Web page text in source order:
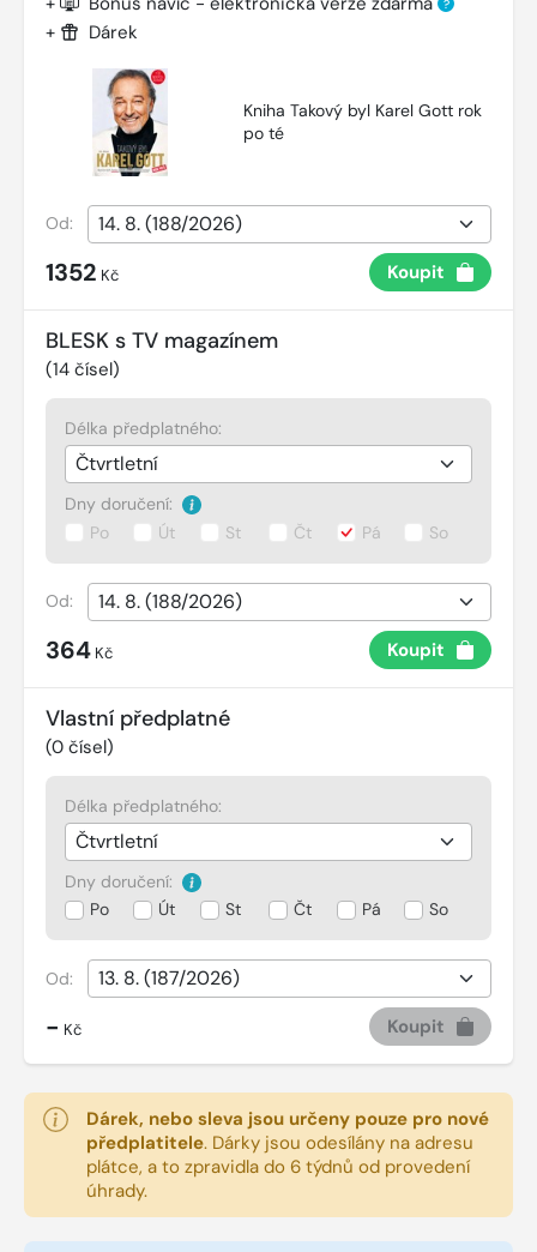
?
+ Dárek
Kniha Takový byl Karel Gott rok
po té
Od:
1352 Kč Koupit
BLESK s TV magazínem
(14 čísel)
Délka předplatného:
Dny doručení:
Po
Út St Čt Pá So
Od:
364 Kč Koupit
Vlastní předplatné
(0 čísel)
Délka předplatného:
Dny doručení:
Po
Út St Čt Pá So
Od:
- Kč Koupit
Dárek, nebo sleva jsou určeny pouze pro nové
předplatitele. Dárky jsou odesílány na adresu
plátce, a to zpravidla do 6 týdnů od provedení
úhrady.